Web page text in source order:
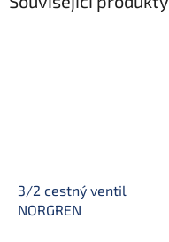
3/2 cestný ventil
NORGREN